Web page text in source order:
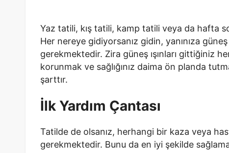
Yaz tatili, kış tatili, kamp tatili veya da hafta
Her nereye gidiyorsanız gidin, yanınıza
gerekmektedir. Zira güneş ışınları gittiğiniz
korunmak ve sağlığınız daima ön planda
şarttır.
İlk Yardım Çantası
Tatilde de olsanız, herhangi bir kaza veya
gerekmektedir. Bunu da en iyi şekilde